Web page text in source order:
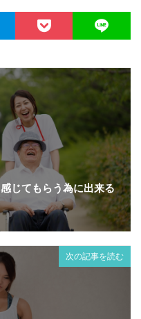
じてもらう為に出来る
次の記事を読む